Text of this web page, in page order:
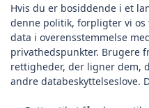
Hvis du er bosiddende i et
denne politik, forpligter vi
data i overensstemmelse
privathedspunkter. Brugere
rettigheder, der ligner dem,
andre databeskyttelseslove.